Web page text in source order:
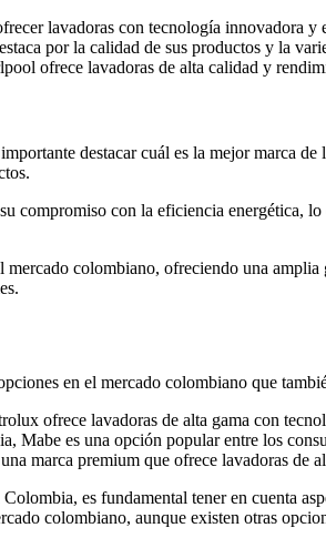
lavadoras con tecnología innovadora
por la calidad de sus productos y la
ofrece lavadoras de alta calidad y
destacar cuál es la mejor marca
compromiso con la eficiencia energética,
colombiano, ofreciendo una
en el mercado colombiano que
ofrece lavadoras de alta gama con
Mabe es una opción popular entre los
marca premium que ofrece lavadoras de
es fundamental tener en cuenta
colombiano, aunque existen otras